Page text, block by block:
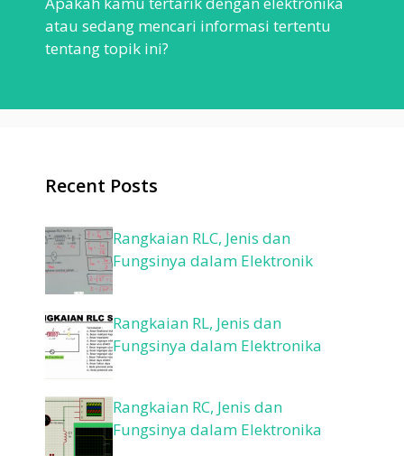
atau sedang mencari informasi tertentu
tentang topik ini?
Recent Posts
Rangkaian RLC, Jenis dan
Fungsinya dalam Elektronik
Rangkaian RL, Jenis dan
Fungsinya dalam Elektronika
Rangkaian RC, Jenis dan
Fungsinya dalam Elektronika